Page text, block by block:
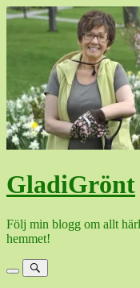
Hoppa
GladiGrönt
Följ min blogg om allt
hemmet!
MenySök